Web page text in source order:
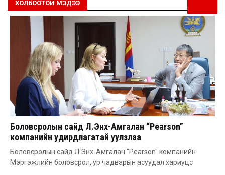
ХОЛБООТОЙ МЭДЭЭ
Боловсролын сайд Л.Энх-Амгалан “Pearson”
компанийн удирдлагатай уулзлаа
Боловсролын сайд Л.Энх-Амгалан "Pearson" компанийн
Мэргэжлийн боловсрол, ур чадварын асуудал хариуцс